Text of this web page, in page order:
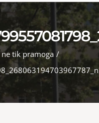
ne tik pramoga /